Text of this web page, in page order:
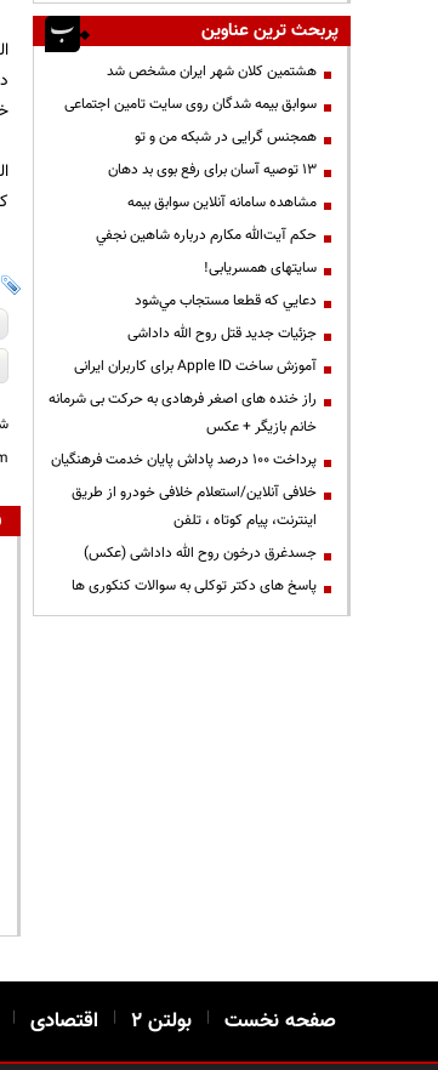
پربحث ترین عناوین
هشتمین کلان شهر ایران مشخص شد
سوابق بیمه شدگان روی سایت تامین اجتماعی
همجنس گرایی در شبکه من و تو
13 توصیه آسان برای رفع بوی بد دهان
مشاهده سامانه آنلاين سوابق بیمه
حكم آيت‌الله مكارم درباره شاهين نجفي
سایتهای همسریابی!
دعايي كه قطعا مستجاب مي‌شود
جزئیات جدید قتل روح الله داداشی
آموزش ساخت Apple ID برای کاربران ایرانی
راز خنده های اصغر فرهادی به حرکت بی شرمانه
خانم بازیگر + عکس
پرداخت ۱۰۰ درصد پاداش پایان خدمت فرهنگیان
خلافی آنلاین/استعلام خلافی خودرو از طریق
اینترنت، پیام کوتاه ، تلفن
جسدغرق درخون روح الله داداشی (عکس)
پاسخ های دکتر توکلی به سوالات کنکوری ها
صفحه نخست | بولتن ۲ | اقتصادی |